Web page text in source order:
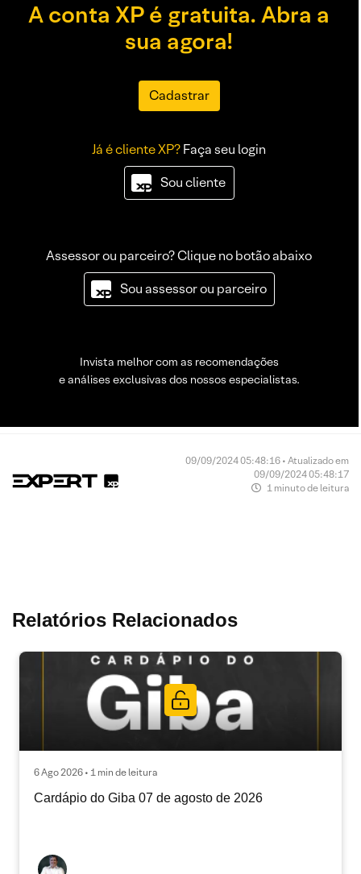
A conta XP é gratuita. Abra a
sua agora!
Cadastrar
Já é cliente XP?Faça seu login
Sou cliente
Assessor ou parceiro? Clique no botão abaixo
Sou assessor ou parceiro
Invista melhor com as recomendações
e análises exclusivas dos nossos especialistas.
09/09/2024 05:48:16 • Atualizado em
09/09/2024 05:48:17
1 minuto de leitura
Relatórios Relacionados
6 Ago 2026 • 1 min de leitura
Cardápio do Giba 07 de agosto de 2026